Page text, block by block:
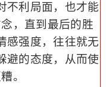
不利局面，也才能
，直到最后的胜
感强度，往往就无
避的态度，从而使
。